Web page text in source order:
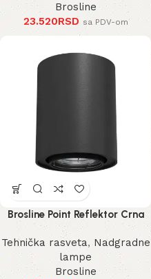
Brosline
23.520RSD sa PDV-om
Brosline Point Reflektor Crna
80 mm 100 mm
Tehnička rasveta,Nadgradne
lampe
Brosline